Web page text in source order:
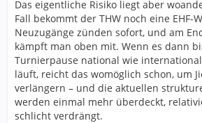
Das eigentliche Risiko liegt aber
Fall bekommt der THW noch eine EHF-
Neuzugänge zünden sofort, und am
kämpft man oben mit. Wenn es dann
Turnierpause national wie
läuft, reicht das womöglich schon, um
verlängern – und die aktuellen
werden einmal mehr überdeckt,
schlicht verdrängt.